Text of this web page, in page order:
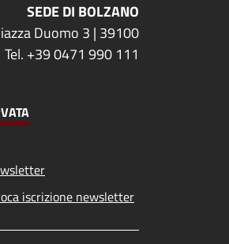
SEDE DI BOLZANO
Duomo 3 | 39100
Tel. +39 0471 990 111
iscrizione newsletter